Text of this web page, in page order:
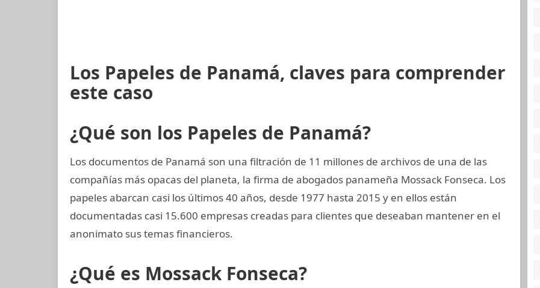
Los Papeles de Panamá, claves para comprender
este caso
¿Qué son los Papeles de Panamá?
Los documentos de Panamá son una filtración de 11 millones de archivos de una de las
compañías más opacas del planeta, la firma de abogados panameña Mossack Fonseca. Los
papeles abarcan casi los últimos 40 años, desde 1977 hasta 2015 y en ellos están
documentadas casi 15.600 empresas creadas para clientes que deseaban mantener en el
anonimato sus temas financieros.
¿Qué es Mossack Fonseca?